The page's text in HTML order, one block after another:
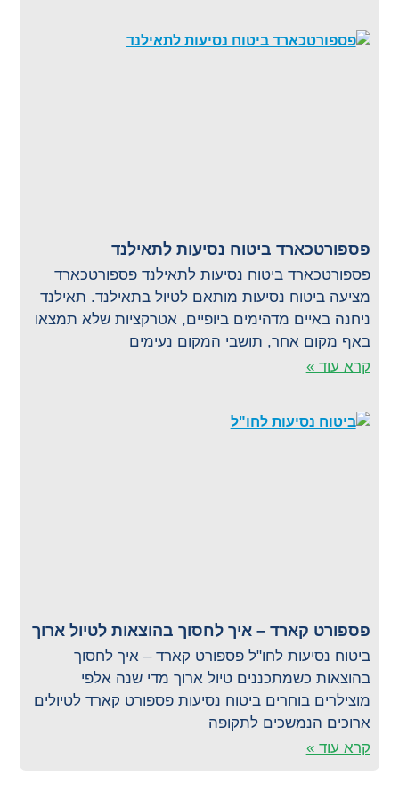
פספורטכארד ביטוח נסיעות לתאילנד
פספורטכארד ביטוח נסיעות לתאילנד פספורטכארד
מציעה ביטוח נסיעות מותאם לטיול בתאילנד. תאילנד
ניחנה באיים מדהימים ביופיים, אטרקציות שלא תמצאו
באף מקום אחר, תושבי המקום נעימים
קרא עוד »
פספורט קארד – איך לחסוך בהוצאות לטיול ארוך
ביטוח נסיעות לחו"ל פספורט קארד – איך לחסוך
בהוצאות כשמתכננים טיול ארוך מדי שנה אלפי
מוצילרים בוחרים ביטוח נסיעות פספורט קארד לטיולים
ארוכים הנמשכים לתקופה
קרא עוד »